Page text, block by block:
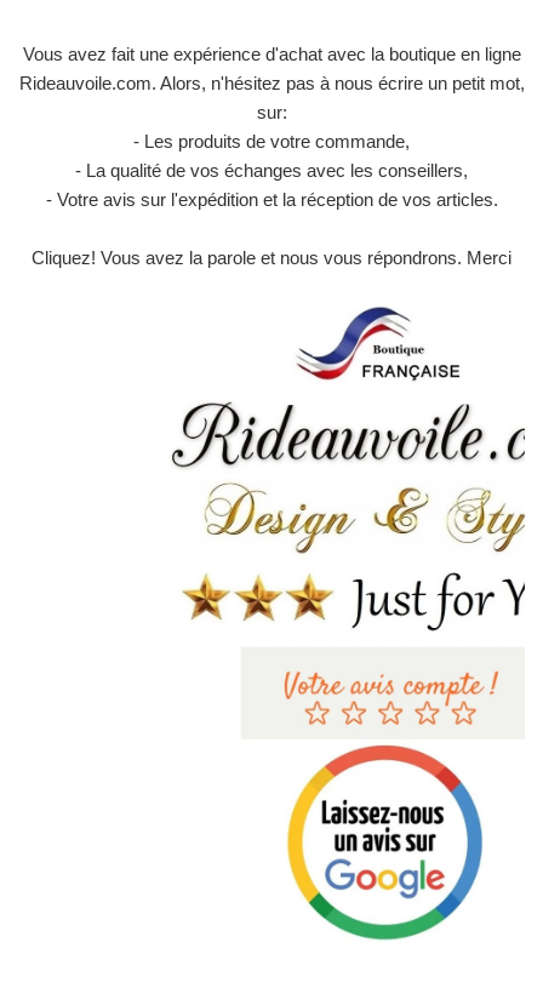
Vous avez fait une expérience d'achat avec la boutique en ligne
Rideauvoile.com. Alors, n'hésitez pas à nous écrire un petit mot,
sur:
- Les produits de votre commande,
- La qualité de vos échanges avec les conseillers,
- Votre avis sur l'expédition et la réception de vos articles.
Cliquez! Vous avez la parole et nous vous répondrons. Merci